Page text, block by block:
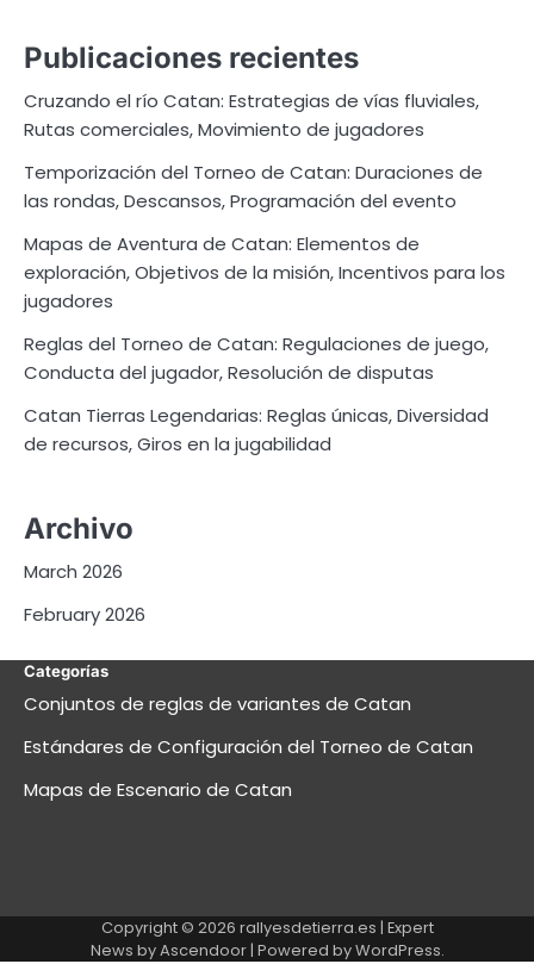
Publicaciones recientes
Cruzando el río Catan: Estrategias de vías fluviales,
Rutas comerciales, Movimiento de jugadores
Temporización del Torneo de Catan: Duraciones de
las rondas, Descansos, Programación del evento
Mapas de Aventura de Catan: Elementos de
exploración, Objetivos de la misión, Incentivos para los
jugadores
Reglas del Torneo de Catan: Regulaciones de juego,
Conducta del jugador, Resolución de disputas
Catan Tierras Legendarias: Reglas únicas, Diversidad
de recursos, Giros en la jugabilidad
Archivo
March 2026
February 2026
Categorías
Conjuntos de reglas de variantes de Catan
Estándares de Configuración del Torneo de Catan
Mapas de Escenario de Catan
Copyright © 2026 rallyesdetierra.es | Expert
News byAscendoor| Powered byWordPress.